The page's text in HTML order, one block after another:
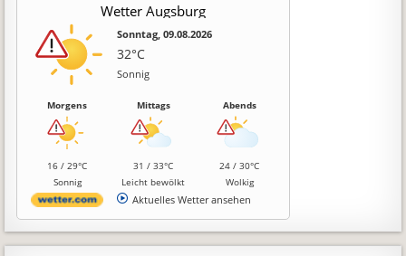
Wetter Augsburg
Sonntag, 09.08.2026
32°C
Sonnig
Morgens
16 / 29°C
Sonnig
Mittags
31 / 33°C
Leicht bewölkt
Abends
24 / 30°C
Wolkig
Aktuelles Wetter ansehen